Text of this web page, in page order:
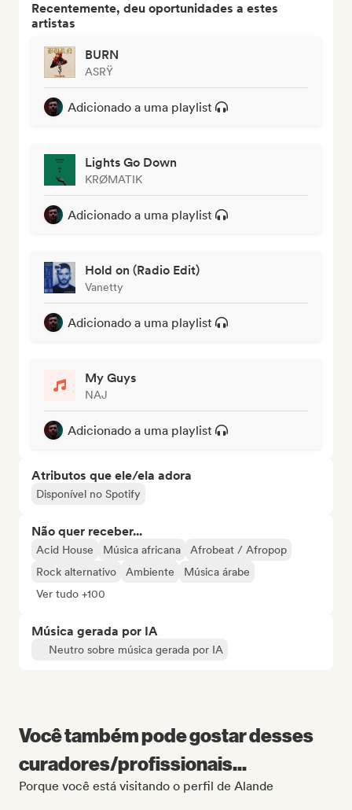
Recentemente, deu oportunidades a estes
artistas
BURN
ASRŸ
Adicionado a uma playlist
Lights Go Down
KRØMATIK
Adicionado a uma playlist
Hold on (Radio Edit)
Vanetty
Adicionado a uma playlist
My Guys
NAJ
Adicionado a uma playlist
Atributos que ele/ela adora
Disponível no Spotify
Não quer receber...
Acid House Música africana
Afrobeat / Afropop
Rock alternativo
Ambiente
Música árabe
Ver tudo +100
Música gerada por IA
Neutro sobre música gerada por IA
Você também pode gostar desses
curadores/profissionais...
Porque você está visitando o perfil de Alande